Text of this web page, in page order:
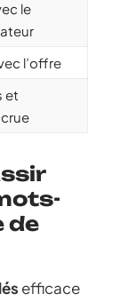
le
l’offre
et
de
efficace